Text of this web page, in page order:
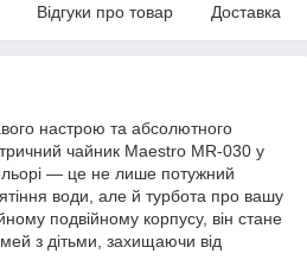
Відгуки про товар Доставка
настрою та абсолютного
чайник Maestro MR-030 у
— це не лише потужний
води, але й турбота про вашу
подвійному корпусу, він стане
з дітьми, захищаючи від